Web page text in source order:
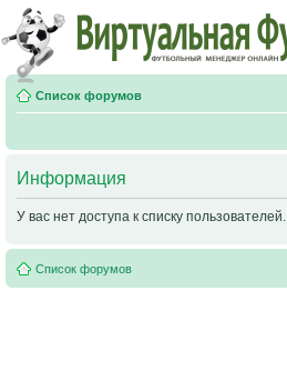
Список форумов
Информация
У вас нет доступа к списку пользователей.
Список форумов